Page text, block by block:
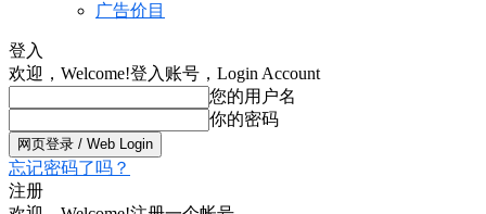
广告价目
登入
欢迎，Welcome!登入账号，Login Account
您的用户名
你的密码
忘记密码了吗？
注册